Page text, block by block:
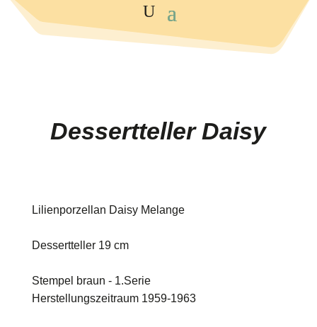
Dessertteller Daisy
Lilienporzellan Daisy Melange
Dessertteller 19 cm
Stempel braun - 1.Serie
Herstellungszeitraum 1959-1963